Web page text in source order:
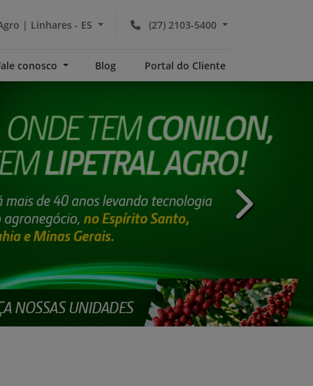
(27) 2103-5400
| Linhares - ES
conosco Blog Portal do Cliente